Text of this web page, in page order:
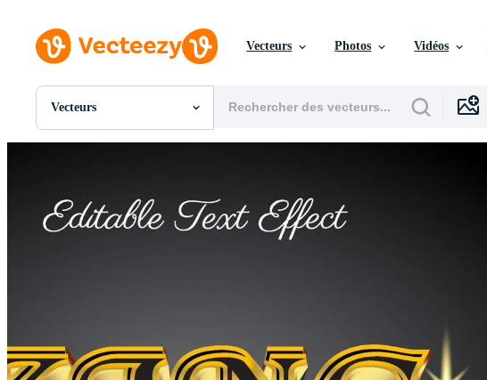
Vecteurs Photos Vidéos
Vecteurs
Toutes Images
SVGs
Modèles